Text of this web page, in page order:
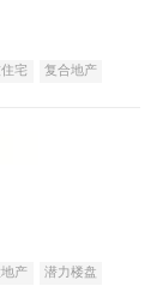
宅
复合地产
产
潜力楼盘